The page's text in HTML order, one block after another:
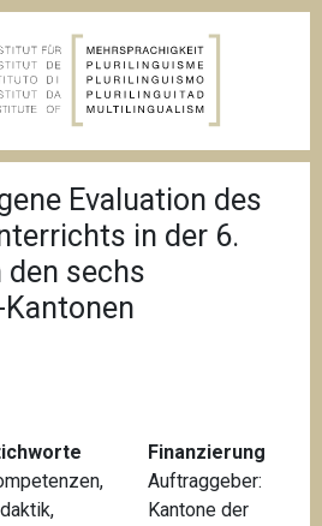
Evaluation des
in der 6.
den sechs
,
,
Finanzierung
Auftraggeber:
Kantone der